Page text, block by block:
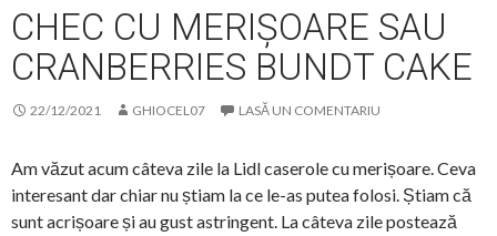
CHEC CU MERIȘOARE SAU
CRANBERRIES BUNDT CAKE
22/12/2021 GHIOCEL07 LASĂ UN COMENTARIU
Am văzut acum câteva zile la Lidl caserole cu merișoare. Ceva
interesant dar chiar nu știam la ce le-as putea folosi. Știam că
sunt acrișoare și au gust astringent. La câteva zile postează